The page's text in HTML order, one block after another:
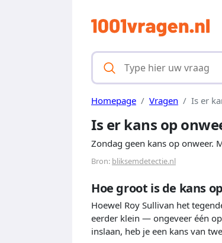
Homepage Vragen Is er
Is er kans op
Zondag geen kans op onweer.
Bron: bliksemdetectie.nl
Hoe groot is de kans
Hoewel Roy Sullivan het
eerder klein — ongeveer één
inslaan, heb je een kans van